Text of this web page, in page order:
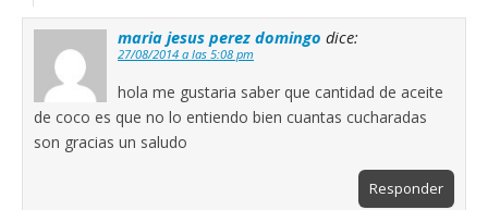
maria jesus perez domingo dice:
27/08/2014 a las 5:08 pm
hola me gustaria saber que cantidad de aceite
de coco es que no lo entiendo bien cuantas cucharadas
son gracias un saludo
Responder